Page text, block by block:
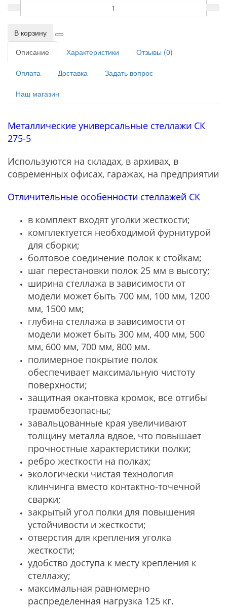
В корзину
Описание
Характеристики Отзывы (0)
Оплата Доставка Задать вопрос
Наш магазин
Металлические универсальные стеллажи СК
275-5
Используются на складах, в архивах, в
современных офисах, гаражах, на предприятии
Отличительные особенности стеллажей СК
в комплект входят уголки жесткости;
комплектуется необходимой фурнитурой
для сборки;
болтовое соединение полок к стойкам;
шаг перестановки полок 25 мм в высоту;
ширина стеллажа в зависимости от
модели может быть 700 мм, 100 мм, 1200
мм, 1500 мм;
глубина стеллажа в зависимости от
модели может быть 300 мм, 400 мм, 500
мм, 600 мм, 700 мм, 800 мм.
​полимерное покрытие полок
обеспечивает максимальную чистоту
поверхности;
защитная окантовка кромок, все отгибы
травмобезопасны;
завальцованные края увеличивают
толщину металла вдвое, что повышает
прочностные характеристики полки;
ребро жесткости на полках;
экологически чистая технология
клинчинга вместо контактно-точечной
сварки;
закрытый угол полки для повышения
устойчивости и жесткости;
отверстия для крепления уголка
жесткости;
удобство доступа к месту крепления к
стеллажу;
максимальная равномерно
распределенная нагрузка 125 кг.